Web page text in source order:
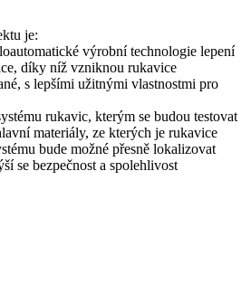
je:
výrobní technologie lepení
díky níž vzniknou rukavice
s lepšími užitnými vlastnostmi pro
rukavic, kterým se budou testovat
materiály, ze kterých je rukavice
bude možné přesně lokalizovat
se bezpečnost a spolehlivost